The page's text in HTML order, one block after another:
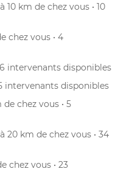
à 10 km de chez vous • 10
chez vous • 4
intervenants disponibles
intervenants disponibles
de chez vous • 5
à 20 km de chez vous • 34
chez vous • 23